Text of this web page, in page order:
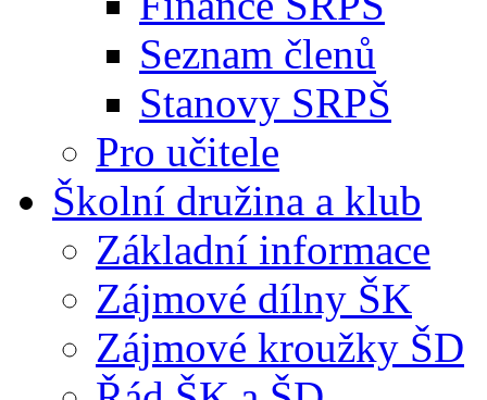
Seznam členů
Stanovy SRPŠ
Pro učitele
Školní družina a klub
Základní informace
Zájmové dílny ŠK
Zájmové kroužky ŠD